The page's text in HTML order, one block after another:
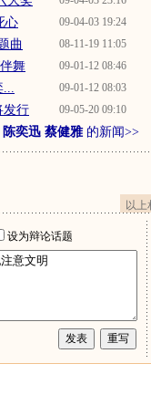
09-04-03 19:24
心
08-11-19 11:05
曲
09-01-12 08:46
舞
09-01-12 08:03
09-05-20 09:10
发行
陈奕迅 蔡健雅的新闻>>
以
设为辩论话题